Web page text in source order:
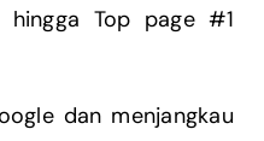
hingga Top page #1
dan menjangkau